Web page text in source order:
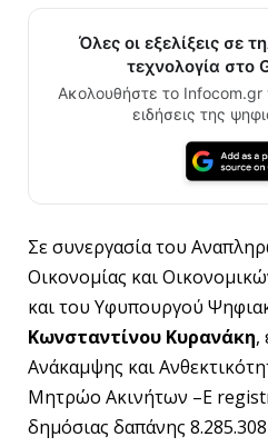
Όλες οι εξελίξεις σε
τεχνολογία στο
Ακολουθήστε το Infocom.gr
ειδήσεις της
Σε συνεργασία του
Οικονομίας και
και του Υφυπουργού
Κωνσταντίνου Κυρανάκη,
Ανάκαμψης και
Μητρώο Ακινήτων –E
δημόσιας δαπάνης